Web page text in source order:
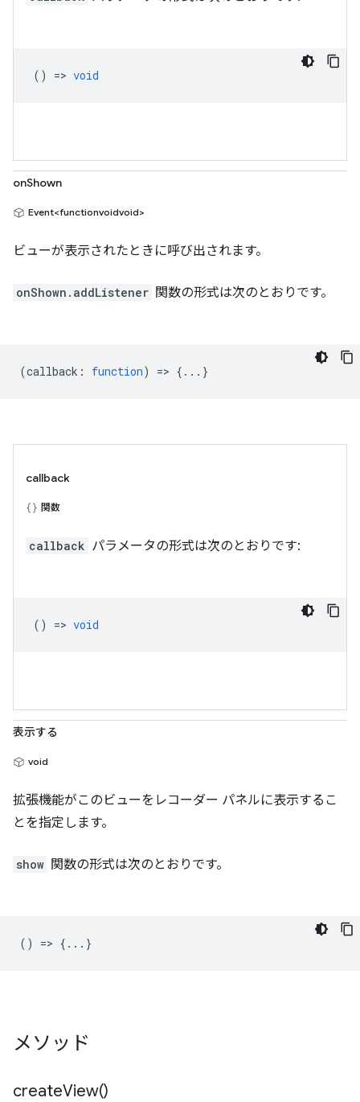
() => void
onShown
Event<functionvoidvoid>
ビューが表示されたときに呼び出されます。
onShown.addListener 関数の形式は次のとおりです。
(callback : function) => {...}
callback
関数
callback パラメータの形式は次のとおりです:
() => void
表示する
void
拡張機能がこのビューをレコーダー パネルに表示するこ
とを指定します。
show 関数の形式は次のとおりです。
() => {...}
メソッド
createView()